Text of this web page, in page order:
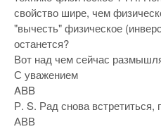
свойство шире, чем
"вычесть" физическое
останется?
Вот над чем сейчас
С уважением
ABB
Р. S. Рад снова встретиться,
АВВ